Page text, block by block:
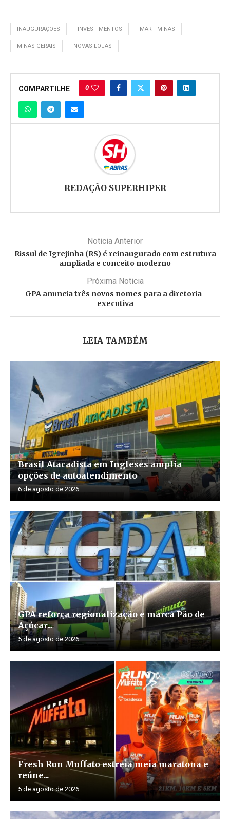
INAUGURAÇÕES INVESTIMENTOS MART MINAS
MINAS GERAIS NOVAS LOJAS
COMPARTILHE 0
REDAÇÃO SUPERHIPER
Noticia Anterior
Rissul de Igrejinha (RS) é reinaugurado com estrutura
ampliada e conceito moderno
Próxima Noticia
GPA anuncia três novos nomes para a diretoria-
executiva
LEIA TAMBÉM
Brasil Atacadista em Ingleses amplia
opções de autoatendimento
6 de agosto de 2026
GPA reforça regionalização e marca Pão de
Açúcar...
5 de agosto de 2026
Fresh Run Muffato estreia meia maratona e
reúne...
5 de agosto de 2026